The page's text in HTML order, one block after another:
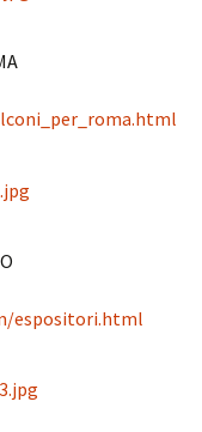
espositori.html